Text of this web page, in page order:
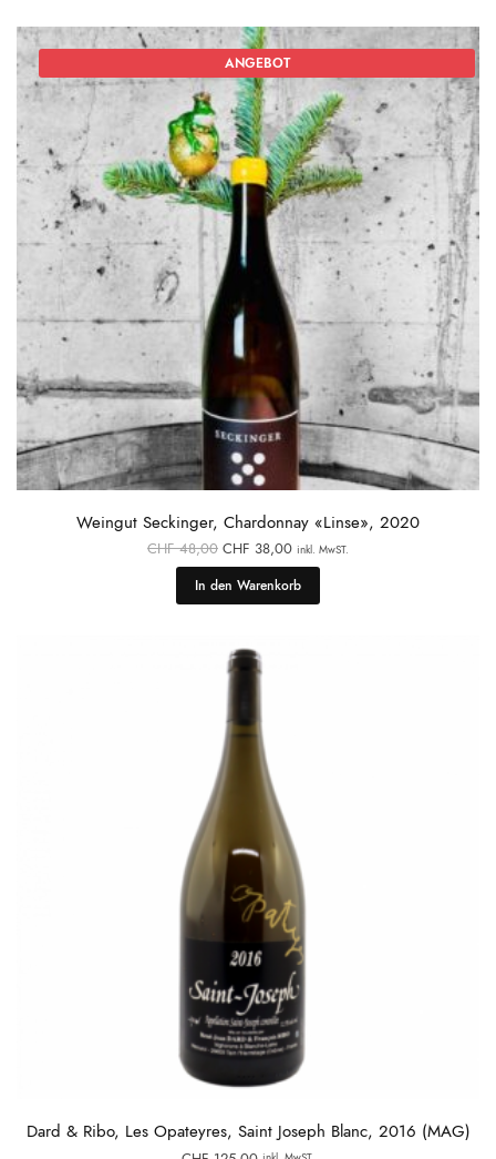
ANGEBOT
Weingut Seckinger, Chardonnay «Linse», 2020
CHF48,00 Ursprünglicher
Preis war:
CHF 48,00
CHF 38,00 Aktueller
Preis ist:
CHF 38,00.
inkl. MwST.
In den Warenkorb
Dard & Ribo, Les Opateyres, Saint Joseph Blanc, 2016 (MAG)